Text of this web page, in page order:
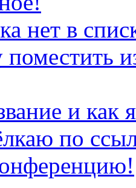
нет в
и как
по